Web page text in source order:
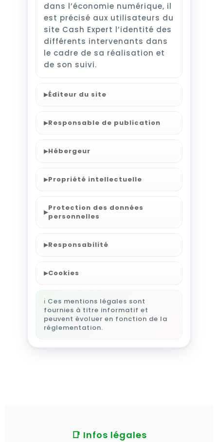
dans l’économie numérique, il
est précisé aux utilisateurs du
site Cash Expert l’identité des
différents intervenants dans
le cadre de sa réalisation et
de son suivi.
▸Éditeur du site
▸Responsable de publication
▸Hébergeur
▸Propriété intellectuelle
▸Protection des données
personnelles
▸Responsabilité
▸Cookies
ℹ️ Ces mentions légales sont
fournies à titre informatif et
peuvent évoluer en fonction de la
réglementation.
📑 Infos légales